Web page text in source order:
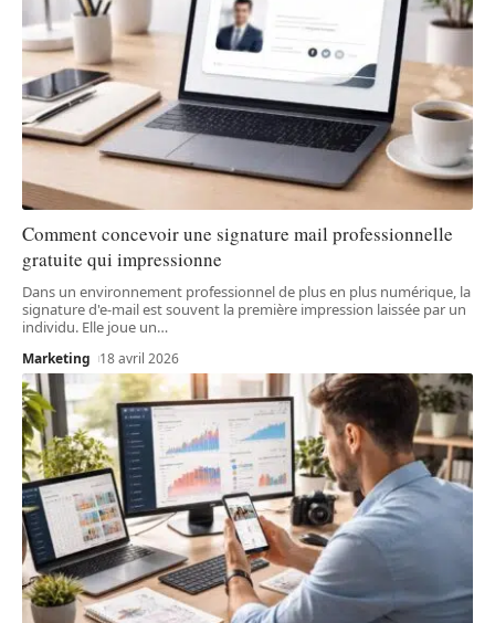
Comment concevoir une signature mail professionnelle
gratuite qui impressionne
Dans un environnement professionnel de plus en plus numérique, la
signature d'e-mail est souvent la première impression laissée par un
individu. Elle joue un…
Marketing 18 avril 2026